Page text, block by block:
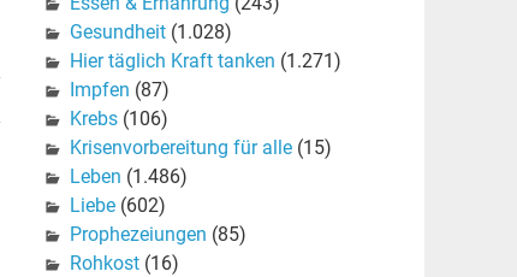
Gesundheit(1.028)
Hier täglich Kraft tanken (1.271)
Impfen (87)
Krebs(106)
Krisenvorbereitung für alle(15)
Leben (1.486)
Liebe(602)
Prophezeiungen (85)
Rohkost(16)